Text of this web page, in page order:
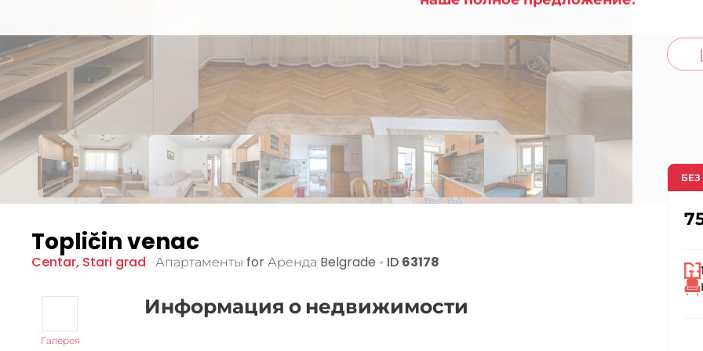
Topličin venac
Centar, Stari grad Апартаменты for Аренда Belgrade • ID 63178
Галерея
Информация о недвижимости